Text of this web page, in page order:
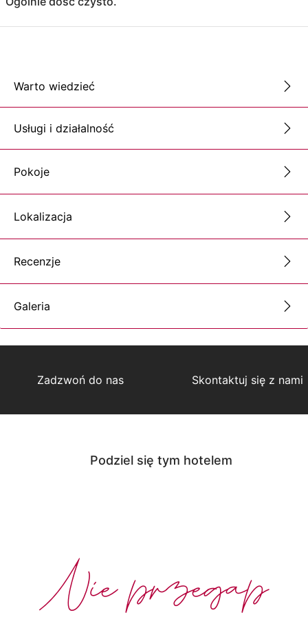
Warto wiedzieć
Usługi i działalność
Pokoje
Lokalizacja
Recenzje
Galeria
Zadzwoń do nas Skontaktuj się z nami
Podziel się tym hotelem
Nie przegap